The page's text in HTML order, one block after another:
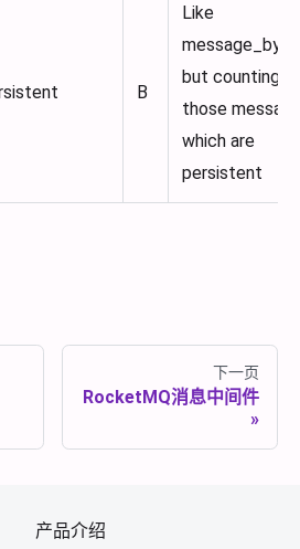
B
Like
but counting
those
which are
persistent
下一页
RocketMQ消息中间件
产品介绍